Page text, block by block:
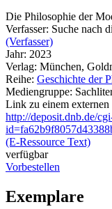
Die Philosophie der
Verfasser: Suche nach
(Verfasser)
Jahr: 2023
Verlag: München,
Reihe: Geschichte der
Mediengruppe:
Link zu einem
http://deposit.dnb.de/
(E-Ressource Text)
verfügbar
Vorbestellen
Exemplare